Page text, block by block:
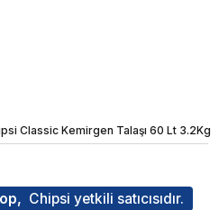
Classic Kemirgen Talaşı 60 Lt 3.2Kg
Chipsi yetkili satıcısıdır.